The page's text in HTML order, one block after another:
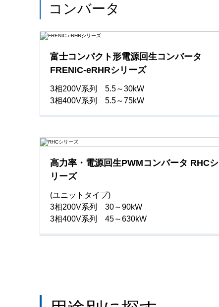
コンバータ
富士コンパクト形電源回生コンバータ
FRENIC-eRHRシリーズ
3相200V系列 5.5～30kW
3相400V系列 5.5～75kW
高力率・電源回生PWMコンバータ RHCシ
リーズ
(ユニットタイプ)
3相200V系列 30～90kW
3相400V系列 45～630kW